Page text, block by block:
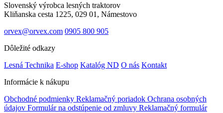
Slovenský výrobca lesných traktorov
Kliňanska cesta 1225, 029 01, Námestovo
orvex@orvex.com 0905 800 905
Dôležité odkazy
Lesná Technika E-shop Katalóg ND O nás Kontakt
Informácie k nákupu
Obchodné podmienky Reklamačný poriadok Ochrana osobných
údajov Formulár na odstúpenie od zmluvy Reklamačný formulár